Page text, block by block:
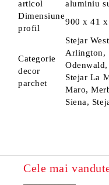
articol
aluminiu
Dimensiune
profil
900 x 41 x
Categorie
decor
parchet
Stejar
Arlington,
Stejar La
Maro,
Siena,
Cele mai